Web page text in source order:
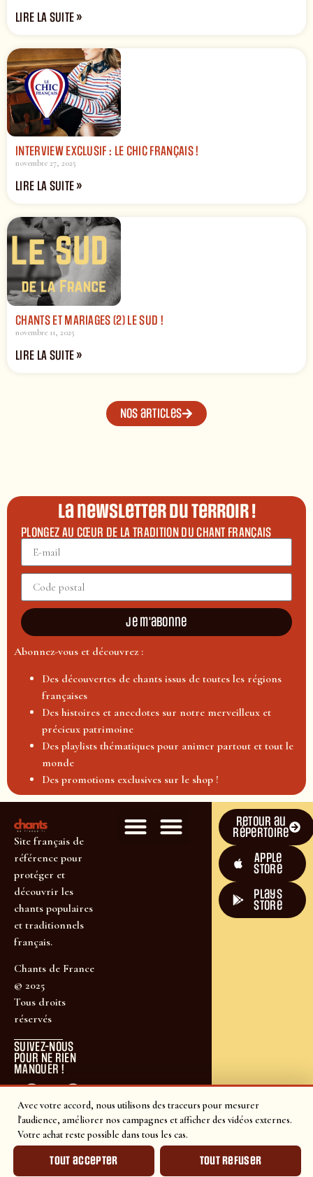
Avec votre accord, nous utilisons des traceurs pour mesurer
l'audience, améliorer nos campagnes et afficher des vidéos externes.
Votre achat reste possible dans tous les cas.
Tout accepter Tout refuser
LIRE LA SUITE »
INTERVIEW EXCLUSIF : LE CHIC FRANÇAIS !
novembre 27, 2025
LIRE LA SUITE »
CHANTS ET MARIAGES (2) LE SUD !
novembre 11, 2025
LIRE LA SUITE »
Nos articles
La newsletter du terroir !
PLONGEZ AU CŒUR DE LA TRADITION DU CHANT FRANÇAIS
Je m'abonne
Abonnez-vous et découvrez :
Des découvertes de chants issus de toutes les régions
françaises
Des histoires et anecdotes sur notre merveilleux et
précieux patrimoine
Des playlists thématiques pour animer partout et tout le
monde
Des promotions exclusives sur le shop !
Site français de
référence pour
protéger et
découvrir les
chants populaires
et traditionnels
français.
Chants de France
© 2025
Tous droits
réservés
SUIVEZ-NOUS
POUR NE RIEN
MANQUER !
Retour au
répertoire
Apple
Store
plays
store